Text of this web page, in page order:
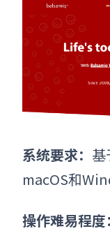
系统要求：
macOS和
操作难易程度：